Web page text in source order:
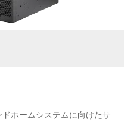
ホームシステムに向けたサ